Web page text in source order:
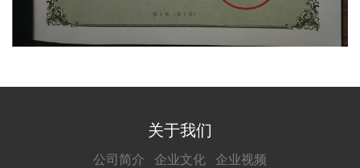
关于我们
公司简介 企业文化 企业视频